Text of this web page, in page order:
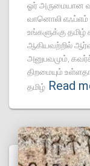
ஓர் அருமையான
வானொலி எஃப்எம்
உங்களுக்கு தமிழ்
ஆகியவற்றில்
அனுபவமும்,
திறமையும்
தமிழ் Read